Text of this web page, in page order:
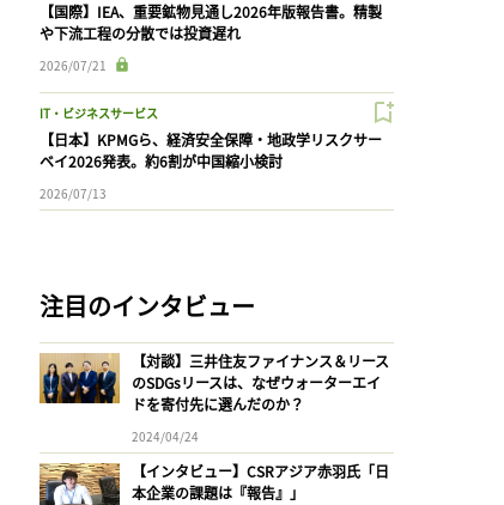
【国際】IEA、重要鉱物見通し2026年版報告書。精製
や下流工程の分散では投資遅れ
2026/07/21
IT・ビジネスサービス
【日本】KPMGら、経済安全保障・地政学リスクサー
ベイ2026発表。約6割が中国縮小検討
2026/07/13
注目のインタビュー
【対談】三井住友ファイナンス＆リース
のSDGsリースは、なぜウォーターエイ
ドを寄付先に選んだのか？
2024/04/24
【インタビュー】CSRアジア赤羽氏「日
本企業の課題は『報告』」